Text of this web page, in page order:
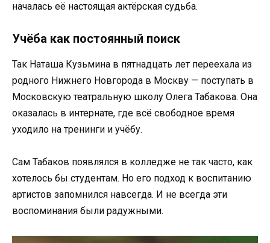
началась её настоящая актёрская судьба.
Учёба как постоянный поиск
Так Наташа Кузьмина в пятнадцать лет переехала из
родного Нижнего Новгорода в Москву — поступать в
Московскую театральную школу Олега Табакова. Она
оказалась в интернате, где всё свободное время
уходило на тренинги и учёбу.
Сам Табаков появлялся в колледже не так часто, как
хотелось бы студентам. Но его подход к воспитанию
артистов запомнился навсегда. И не всегда эти
воспоминания были радужными.